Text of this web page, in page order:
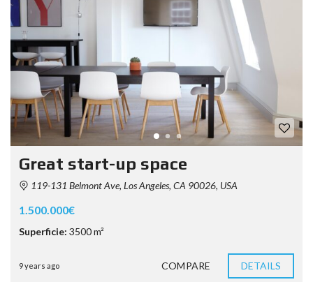
Great start-up space
119-131 Belmont Ave, Los Angeles, CA 90026, USA
1.500.000€
Superficie: 3500 m²
9 years ago COMPARE DETAILS